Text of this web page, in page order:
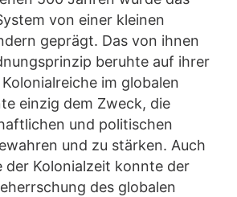
von einer kleinen
geprägt. Das von ihnen
beruhte auf ihrer
im globalen
einzig dem Zweck, die
und politischen
und zu stärken. Auch
der Kolonialzeit konnte der
des globalen